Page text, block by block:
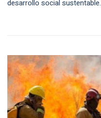
desarrollo social sustentable.